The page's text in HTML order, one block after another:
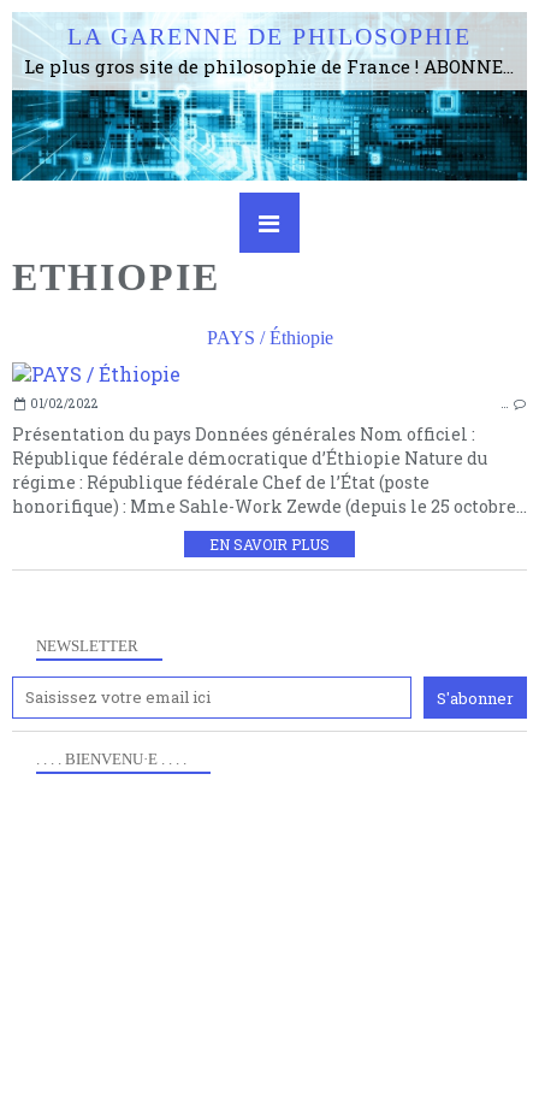
LA GARENNE DE PHILOSOPHIE
Le plus gros site de philosophie de France ! ABONNEZ-VOUS ! 4115 Articles, 1634 abonné·e·s, depuis 2006 . . . . . . . . 2 852 214 pages vues jusqu'à présent. Prestance et être apte à un plus grand nombre de choses.
ETHIOPIE
PAYS / Éthiopie
01/02/2022 …
Présentation du pays Données générales Nom officiel :
République fédérale démocratique d’Éthiopie Nature du
régime : République fédérale Chef de l’État (poste
honorifique) : Mme Sahle-Work Zewde (depuis le 25 octobre...
EN SAVOIR PLUS
NEWSLETTER
. . . . BIENVENU·E . . . .